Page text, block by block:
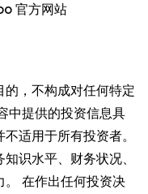
官方网站
，不构成对任何特定
中提供的投资信息具
适用于所有投资者。
识水平、财务状况、
。 在作出任何投资决